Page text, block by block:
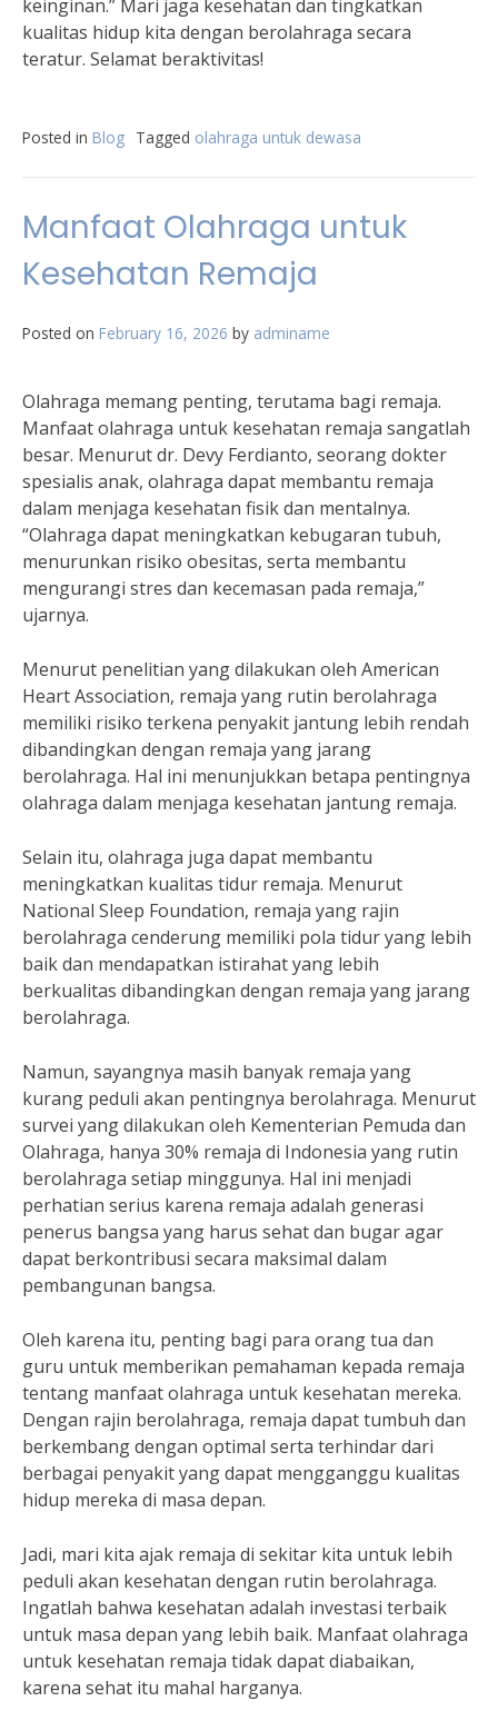
keinginan.” Mari jaga kesehatan dan tingkatkan
kualitas hidup kita dengan berolahraga secara
teratur. Selamat beraktivitas!
Posted in Blog Tagged olahraga untuk dewasa
Manfaat Olahraga untuk
Kesehatan Remaja
Posted on February 16, 2026 by adminame
Olahraga memang penting, terutama bagi remaja.
Manfaat olahraga untuk kesehatan remaja sangatlah
besar. Menurut dr. Devy Ferdianto, seorang dokter
spesialis anak, olahraga dapat membantu remaja
dalam menjaga kesehatan fisik dan mentalnya.
“Olahraga dapat meningkatkan kebugaran tubuh,
menurunkan risiko obesitas, serta membantu
mengurangi stres dan kecemasan pada remaja,”
ujarnya.
Menurut penelitian yang dilakukan oleh American
Heart Association, remaja yang rutin berolahraga
memiliki risiko terkena penyakit jantung lebih rendah
dibandingkan dengan remaja yang jarang
berolahraga. Hal ini menunjukkan betapa pentingnya
olahraga dalam menjaga kesehatan jantung remaja.
Selain itu, olahraga juga dapat membantu
meningkatkan kualitas tidur remaja. Menurut
National Sleep Foundation, remaja yang rajin
berolahraga cenderung memiliki pola tidur yang lebih
baik dan mendapatkan istirahat yang lebih
berkualitas dibandingkan dengan remaja yang jarang
berolahraga.
Namun, sayangnya masih banyak remaja yang
kurang peduli akan pentingnya berolahraga. Menurut
survei yang dilakukan oleh Kementerian Pemuda dan
Olahraga, hanya 30% remaja di Indonesia yang rutin
berolahraga setiap minggunya. Hal ini menjadi
perhatian serius karena remaja adalah generasi
penerus bangsa yang harus sehat dan bugar agar
dapat berkontribusi secara maksimal dalam
pembangunan bangsa.
Oleh karena itu, penting bagi para orang tua dan
guru untuk memberikan pemahaman kepada remaja
tentang manfaat olahraga untuk kesehatan mereka.
Dengan rajin berolahraga, remaja dapat tumbuh dan
berkembang dengan optimal serta terhindar dari
berbagai penyakit yang dapat mengganggu kualitas
hidup mereka di masa depan.
Jadi, mari kita ajak remaja di sekitar kita untuk lebih
peduli akan kesehatan dengan rutin berolahraga.
Ingatlah bahwa kesehatan adalah investasi terbaik
untuk masa depan yang lebih baik. Manfaat olahraga
untuk kesehatan remaja tidak dapat diabaikan,
karena sehat itu mahal harganya.